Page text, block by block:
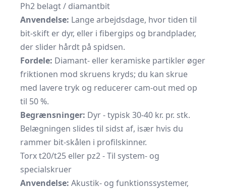
Ph2 belagt / diamantbit
Anvendelse: Lange arbejdsdage, hvor tiden til
bit-skift er dyr, eller i fibergips og brandplader,
der slider hårdt på spidsen.
Fordele: Diamant- eller keramiske partikler øger
friktionen mod skruens kryds; du kan skrue
med lavere tryk og reducerer cam-out med op
til 50 %.
Begrænsninger: Dyr - typisk 30-40 kr. pr. stk.
Belægningen slides til sidst af, især hvis du
rammer bit-skålen i profilskinner.
Torx t20/t25 eller pz2 - Til system- og
specialskruer
Anvendelse: Akustik- og funktions­systemer,